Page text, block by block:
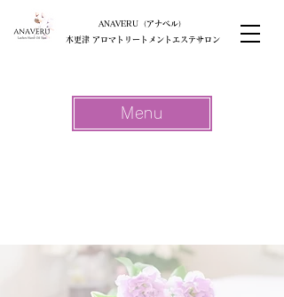
ANAVERU（アナベル）
木更津 アロマトリートメントエステサロン
Menu